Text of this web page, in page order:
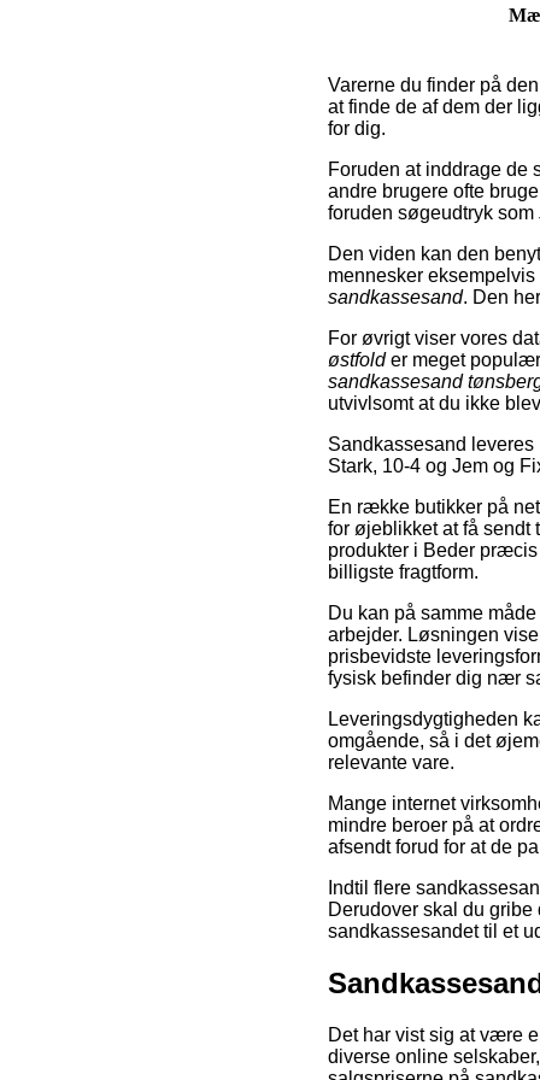
Varerne du finder på
at finde de af dem der
for dig.
Foruden at inddrage de
andre brugere ofte
foruden søgeudtryk som
Den viden kan den
mennesker
sandkassesand. Den
For øvrigt viser vores
østfolder meget
sandkassesand
utvivlsomt at du ikke
Sandkassesand
Stark, 10-4 og Jem og
En række butikker på
for øjeblikket at få sendt
produkter i Beder
billigste fragtform.
Du kan på samme
arbejder. Løsningen
prisbevidste
fysisk befinder dig nær
Leveringsdygtigheden
omgående, så i det
relevante vare.
Mange internet
mindre beroer på at
afsendt forud for at de
Indtil flere
Derudover skal du
sandkassesandet til et
Det har vist sig at være
diverse online